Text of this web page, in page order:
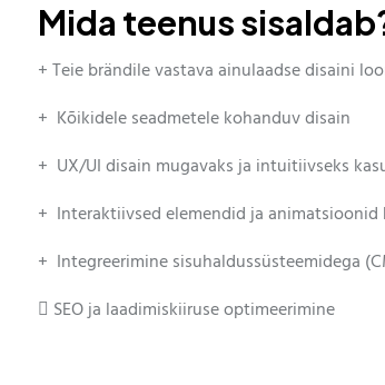
Mida teenus
+ Teie brändile vastava ainulaadse disaini
+ Kõikidele seadmetele kohanduv disain
+ UX/UI disain mugavaks ja intuitiivseks
+ Interaktiivsed elemendid ja animatsioonid
+ Integreerimine sisuhaldussüsteemidega
 SEO ja laadimiskiiruse optimeerimine